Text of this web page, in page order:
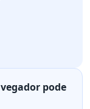
pode